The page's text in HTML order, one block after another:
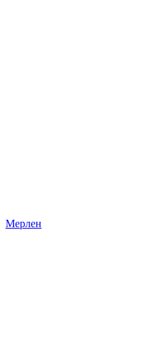
Мерлен